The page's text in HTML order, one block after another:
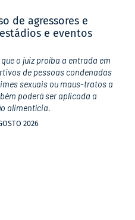
de agressores e
e eventos
o juiz proíba a entrada em
de pessoas condenadas
sexuais ou maus-tratos a
poderá ser aplicada a
alimentícia.
2026